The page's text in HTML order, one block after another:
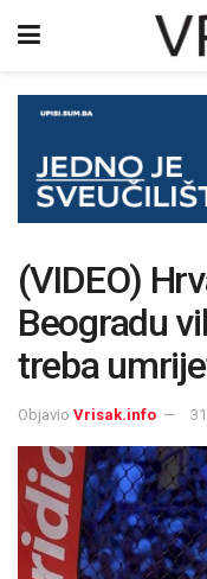
(VIDEO)
Beogradu
treba
Objavio Vrisak.info